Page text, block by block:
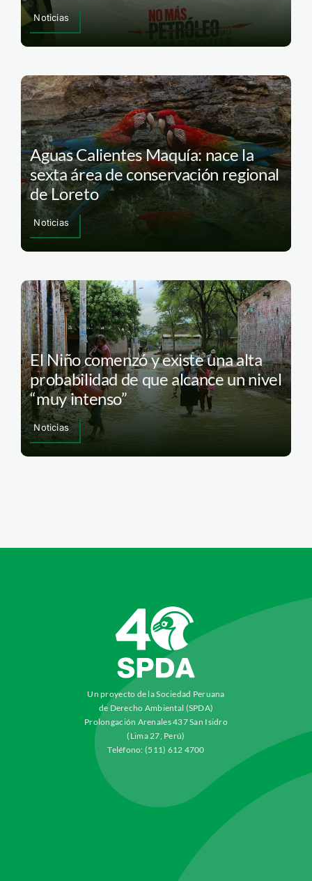
Noticias
Aguas Calientes Maquía: nace la
sexta área de conservación regional
de Loreto
Noticias
El Niño comenzó y existe una alta
probabilidad de que alcance un nivel
“muy intenso”
Noticias
Un proyecto de la Sociedad Peruana
de Derecho Ambiental (SPDA)
Prolongación Arenales 437 San Isidro
(Lima 27, Perú)
Teléfono: (511) 612 4700